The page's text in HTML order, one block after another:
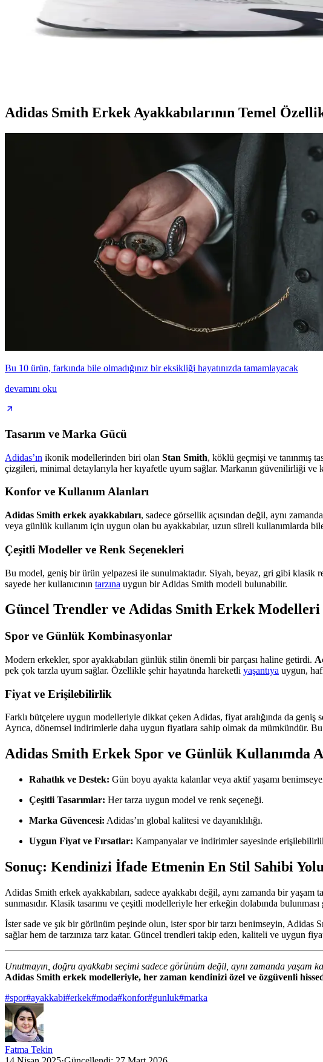
Genel Markalar Taraklı Siyah Metal Taç ve NEW HİLL Unisex
İki popüler spor tacını detaylı karşılaştırıyoruz: dayanıklılık, tasarım ve kullanıcı
Adidas Smith Erkek Ayakkabılarının Temel
Bu 10 ürün, farkında bile olmadığınız bir eksikliği hayatınızda tamamlayacak
devamını oku
Tasarım ve Marka Gücü
Adidas’ın ikonik modellerinden biri olan Stan Smith, köklü geçmişi ve tanınmış
çizgileri, minimal detaylarıyla her kıyafetle uyum sağlar. Markanın güvenilirliği ve
Konfor ve Kullanım Alanları
Adidas Smith erkek ayakkabıları, sadece görsellik açısından değil, aynı
veya günlük kullanım için uygun olan bu ayakkabılar, uzun süreli kullanımlarda
Çeşitli Modeller ve Renk Seçenekleri
Bu model, geniş bir ürün yelpazesi ile sunulmaktadır. Siyah, beyaz, gri gibi klasik
sayede her kullanıcının tarzına uygun bir Adidas Smith modeli bulunabilir.
Güncel Trendler ve Adidas Smith Erkek Modelleri
Spor ve Günlük Kombinasyonlar
Modern erkekler, spor ayakkabıları günlük stilin önemli bir parçası haline getirdi.
pek çok tarzla uyum sağlar. Özellikle şehir hayatında hareketli yaşantıya uygun,
Fiyat ve Erişilebilirlik
Farklı bütçelere uygun modelleriyle dikkat çeken Adidas, fiyat aralığında da geniş
Ayrıca, dönemsel indirimlerle daha uygun fiyatlara sahip olmak da mümkündür.
Adidas Smith Erkek Spor ve Günlük Kullanımda
Rahatlık ve Destek: Gün boyu ayakta kalanlar veya aktif yaşamı
Çeşitli Tasarımlar: Her tarza uygun model ve renk seçeneği.
Marka Güvencesi: Adidas’ın global kalitesi ve dayanıklılığı.
Uygun Fiyat ve Fırsatlar: Kampanyalar ve indirimler sayesinde
Sonuç: Kendinizi İfade Etmenin En Stil Sahibi Yolu
Adidas Smith erkek ayakkabıları, sadece ayakkabı değil, aynı zamanda bir yaşam
sunmasıdır. Klasik tasarımı ve çeşitli modelleriyle her erkeğin dolabında
İster sade ve şık bir görünüm peşinde olun, ister spor bir tarzı benimseyin, Adidas
sağlar hem de tarzınıza tarz katar. Güncel trendleri takip eden, kaliteli ve uygun
Unutmayın, doğru ayakkabı seçimi sadece görünüm değil, aynı zamanda yaşam
Adidas Smith erkek modelleriyle, her zaman kendinizi özel ve özgüvenli
#spor#ayakkabi#erkek#moda#konfor#gunluk#marka
Fatma Tekin